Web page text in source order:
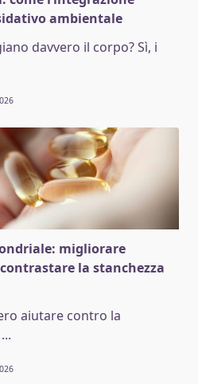
ambientale
davvero il corpo? Sì, i
migliorare
la stanchezza
aiutare contro la
...